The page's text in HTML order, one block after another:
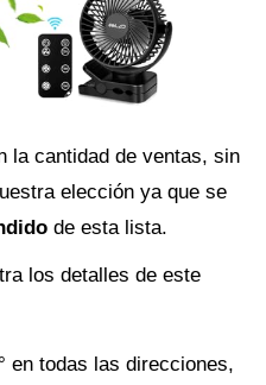
la cantidad de ventas, sin
elección ya que se
de esta lista.
los detalles de este
en todas las direcciones,